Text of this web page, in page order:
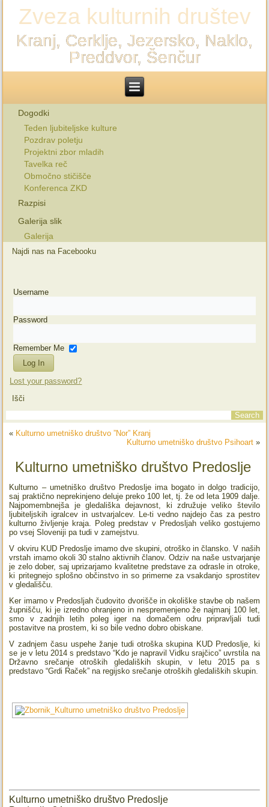
Zveza kulturnih društev
Kranj, Cerklje, Jezersko, Naklo,
Preddvor, Šenčur
Dogodki
Teden ljubiteljske kulture
Pozdrav poletju
Projektni zbor mladih
Tavelka reč
Območno stičišče
Konferenca ZKD
Razpisi
Galerija slik
Galerija
Najdi nas na Facebooku
Username
Password
Remember Me
Lost your password?
Išči
« Kulturno umetniško društvo ”Nor” Kranj
Kulturno umetniško društvo Psihoart»
Kulturno umetniško društvo Predoslje
Kulturno – umetniško društvo Predoslje ima bogato in dolgo tradicijo,
saj praktično neprekinjeno deluje preko 100 let, tj. že od leta 1909 dalje.
Najpomembnejša je gledališka dejavnost, ki združuje veliko število
ljubiteljskih igralcev in ustvarjalcev. Le-ti vedno najdejo čas za pestro
kulturno življenje kraja. Poleg predstav v Predosljah veliko gostujemo
po vsej Sloveniji pa tudi v zamejstvu.
V okviru KUD Predoslje imamo dve skupini, otroško in člansko. V naših
vrstah imamo okoli 30 stalno aktivnih članov. Odziv na naše ustvarjanje
je zelo dober, saj uprizarjamo kvalitetne predstave za odrasle in otroke,
ki pritegnejo splošno občinstvo in so primerne za vsakdanjo sprostitev
v gledališču.
Ker imamo v Predosljah čudovito dvorišče in okoliške stavbe ob našem
župnišču, ki je izredno ohranjeno in nespremenjeno že najmanj 100 let,
smo v zadnjih letih poleg iger na domačem odru pripravljali tudi
postavitve na prostem, ki so bile vedno dobro obiskane.
V zadnjem času uspehe žanje tudi otroška skupina KUD Predoslje, ki
se je v letu 2014 s predstavo “Kdo je napravil Vidku srajčico” uvrstila na
Državno srečanje otroških gledaliških skupin, v letu 2015 pa s
predstavo “Grdi Raček” na regijsko srečanje otroških gledaliških skupin.
Kulturno umetniško društvo Predoslje